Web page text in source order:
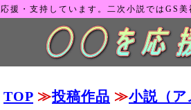
援・支持しています。二次小説ではGS
TOP ≫投稿作品 ≫小説（ア